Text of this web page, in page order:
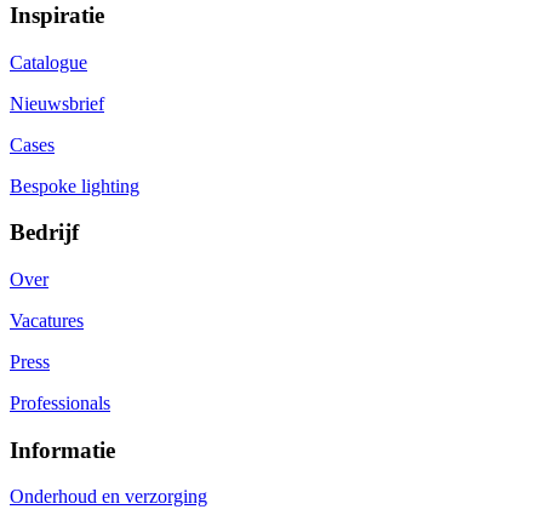
Inspiratie
Catalogue
Nieuwsbrief
Cases
Bespoke lighting
Bedrijf
Over
Vacatures
Press
Professionals
Informatie
Onderhoud en verzorging